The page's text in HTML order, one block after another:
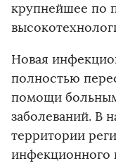
крупнейшее по
Новая
полностью
помощи
заболеваний. В
территории
инфекционного